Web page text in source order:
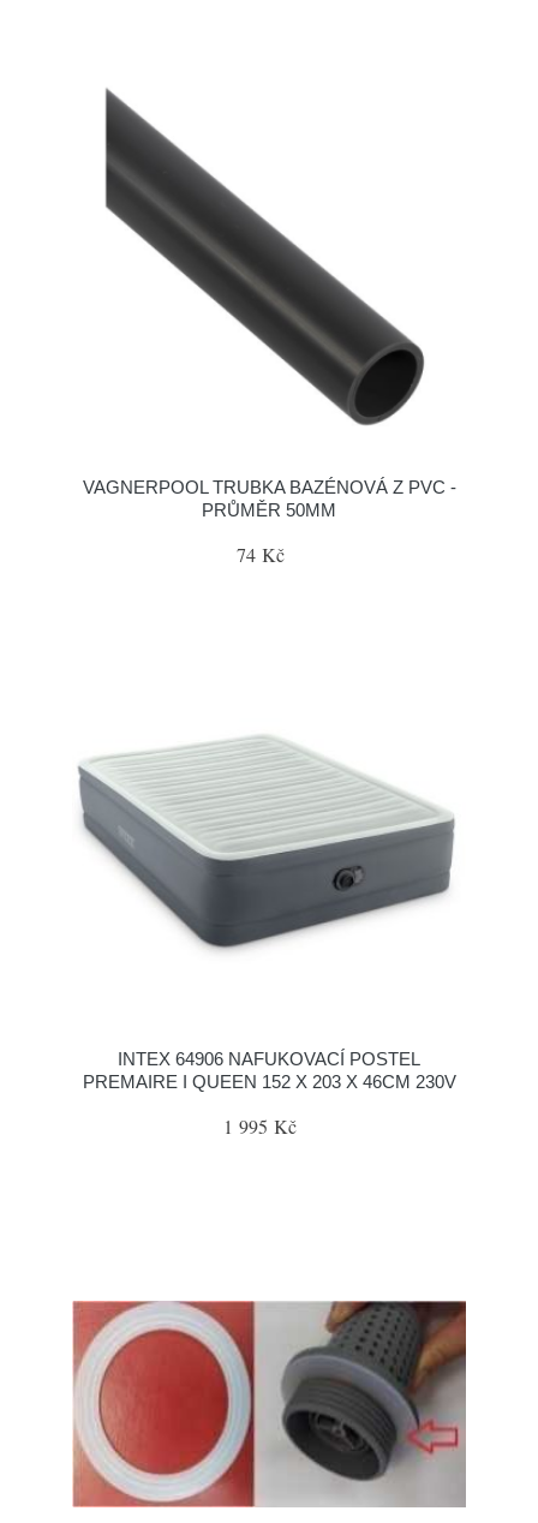
VAGNERPOOL TRUBKA BAZÉNOVÁ Z PVC -
PRŮMĚR 50MM
74 Kč
INTEX 64906 NAFUKOVACÍ POSTEL
PREMAIRE I QUEEN 152 X 203 X 46CM 230V
1 995 Kč